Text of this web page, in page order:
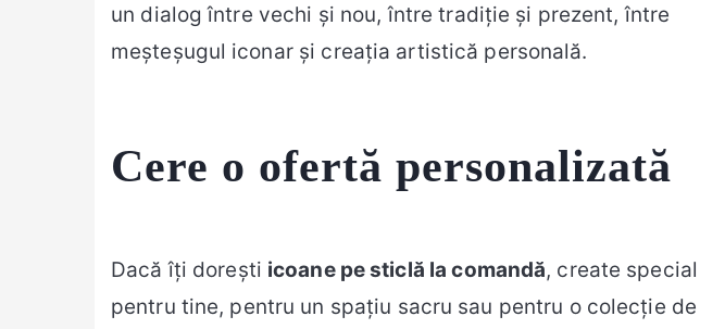
un dialog între vechi și nou, între tradiție și prezent, între
meșteșugul iconar și creația artistică personală.
Cere o ofertă personalizată
Dacă îți dorești icoane pe sticlă la comandă, create special
pentru tine, pentru un spațiu sacru sau pentru o colecție de